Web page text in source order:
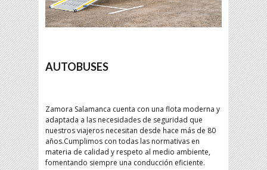
AUTOBUSES
Zamora Salamanca cuenta con una flota moderna y
adaptada a las necesidades de seguridad que
nuestros viajeros necesitan desde hace más de 80
años.Cumplimos con todas las normativas en
materia de calidad y respeto al medio ambiente,
fomentando siempre una conducción eficiente.